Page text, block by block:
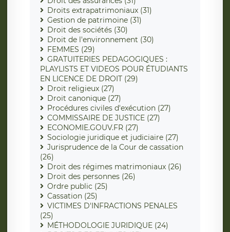
Droits extrapatrimoniaux (31)
Gestion de patrimoine (31)
Droit des sociétés (30)
Droit de l'environnement (30)
FEMMES (29)
GRATUITERIES PEDAGOGIQUES :
PLAYLISTS ET VIDEOS POUR ÉTUDIANTS
EN LICENCE DE DROIT (29)
Droit religieux (27)
Droit canonique (27)
Procédures civiles d'exécution (27)
COMMISSAIRE DE JUSTICE (27)
ECONOMIE.GOUV.FR (27)
Sociologie juridique et judiciaire (27)
Jurisprudence de la Cour de cassation
(26)
Droit des régimes matrimoniaux (26)
Droit des personnes (26)
Ordre public (25)
Cassation (25)
VICTIMES D'INFRACTIONS PENALES
(25)
MÉTHODOLOGIE JURIDIQUE (24)